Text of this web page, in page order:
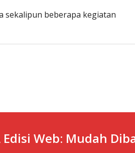
sekalipun beberapa kegiatan
Edisi Web: Mudah